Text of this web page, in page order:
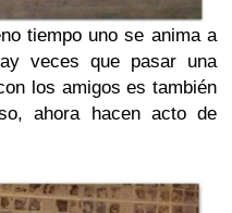
tiempo uno se anima a
veces que pasar una
los amigos es también
ahora hacen acto de